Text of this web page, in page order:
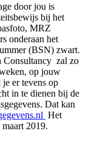
door jou is
bij het
MRZ
onderaan het
(BSN) zwart.
Consultancy zal zo
op jouw
er tevens op
in te dienen bij de
Dat kan
Het
2019.